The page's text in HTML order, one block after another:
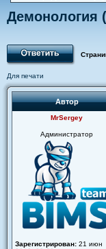
Демонология
Для печати
Автор
MrSergey
Администратор
Зарегистрирован: 21 июн